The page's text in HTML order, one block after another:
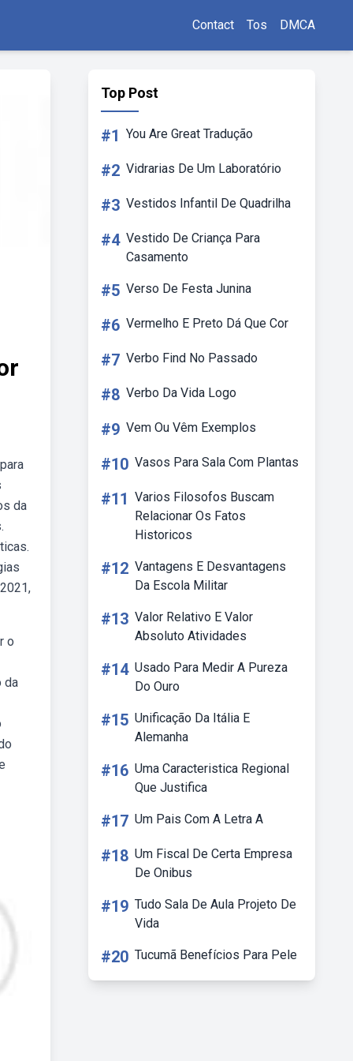
Contact Tos DMCA
da
o
da
Top Post
#1 You Are Great Tradução
#2 Vidrarias De Um Laboratório
#3 Vestidos Infantil De Quadrilha
#4 Vestido De Criança Para
Casamento
#5 Verso De Festa Junina
#6 Vermelho E Preto Dá Que Cor
#7 Verbo Find No Passado
#8 Verbo Da Vida Logo
#9 Vem Ou Vêm Exemplos
#10 Vasos Para Sala Com Plantas
#11 Varios Filosofos Buscam
Relacionar Os Fatos
Historicos
#12 Vantagens E Desvantagens
Da Escola Militar
#13 Valor Relativo E Valor
Absoluto Atividades
#14 Usado Para Medir A Pureza
Do Ouro
#15 Unificação Da Itália E
Alemanha
#16 Uma Caracteristica Regional
Que Justifica
#17 Um Pais Com A Letra A
#18 Um Fiscal De Certa Empresa
De Onibus
#19 Tudo Sala De Aula Projeto De
Vida
#20 Tucumã Benefícios Para Pele